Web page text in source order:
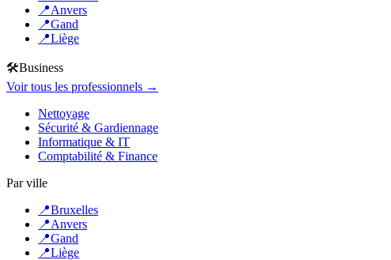
📍Anvers
📍Gand
📍Liège
🛠️Business
Voir tous les professionnels →
Nettoyage
Sécurité & Gardiennage
Informatique & IT
Comptabilité & Finance
Par ville
📍Bruxelles
📍Anvers
📍Gand
📍Liège